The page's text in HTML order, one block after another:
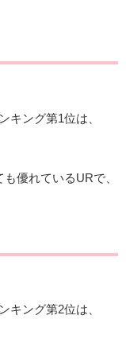
キング第1位は、
優れているURで、
キング第2位は、